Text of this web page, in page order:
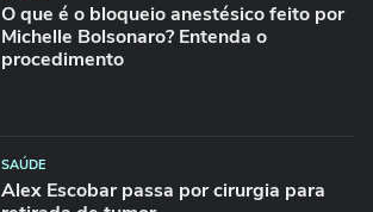
O que é o bloqueio anestésico feito por
Michelle Bolsonaro? Entenda o
procedimento
SAÚDE
Alex Escobar passa por cirurgia para